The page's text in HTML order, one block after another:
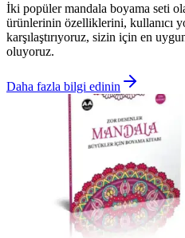
İki popüler mandala boyama seti
ürünlerinin özelliklerini, kullanıcı
karşılaştırıyoruz, sizin için en
oluyoruz.
Daha fazla bilgi edinin